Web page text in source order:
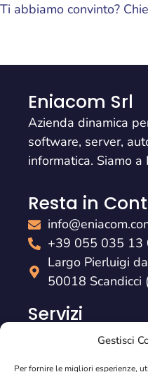
Gestisci
Per fornire le migliori esperienze,
Ti abbiamo convinto?
Eniacom Srl
Azienda dinamica
software, server,
informatica. Siamo a
Resta in
+39 055 035 13
Largo Pierluigi
50018 Scandicci
Servizi
Assistenza